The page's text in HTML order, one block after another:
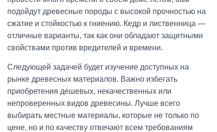
подойдут древесные породы с высокой прочностью на
сжатие и стойкостью к гниению. Кедр и лиственница —
отличные варианты, так как они обладают защитными
свойствами против вредителей и времени.
Следующей задачей будет изучение доступных на
рынке древесных материалов. Важно избегать
приобретения дешевых, некачественных или
непроверенных видов древесины. Лучше всего
выбирать местные материалы, которые не только по
цене, но и по качеству отвечают всем требованиям